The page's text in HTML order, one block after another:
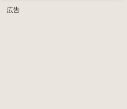
広告